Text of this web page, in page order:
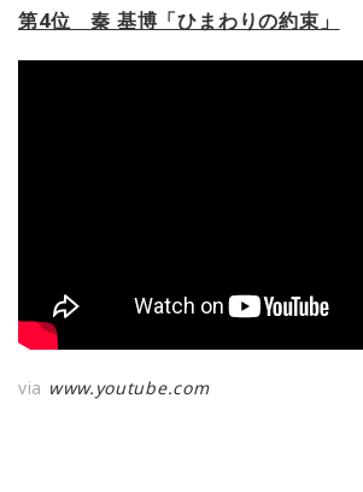
第4位 秦 基博「ひまわりの約束」
via www.youtube.com